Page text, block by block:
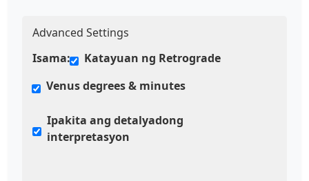
Advanced Settings
Isama:
Katayuan ng Retrograde
Venus degrees & minutes
Ipakita ang detalyadong
interpretasyon